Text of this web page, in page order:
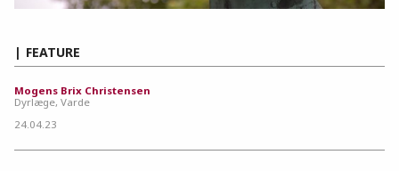
FEATURE
Mogens Brix Christensen
Dyrlæge, Varde
24.04.23